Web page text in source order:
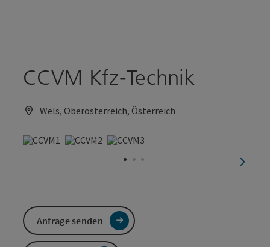
CCVM Kfz-Technik
Wels, Oberösterreich, Österreich
Anfrage senden